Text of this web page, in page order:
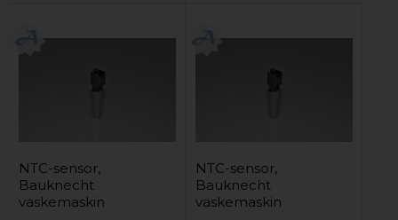
NTC-sensor,
Bauknecht
vaskemaskin
NTC-sensor,
Bauknecht
vaskemaskin